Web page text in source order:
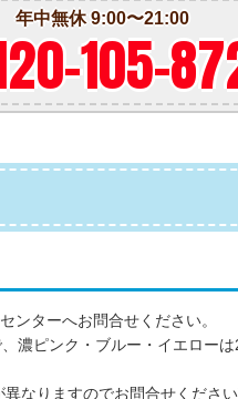
年中無休 9:00〜21:00
105-
ンターへお問合せください。
濃ピンク・ブルー・イエロー
なりますのでお問合せくださ